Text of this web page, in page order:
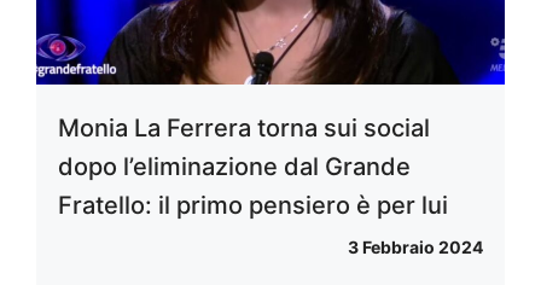
Monia La Ferrera torna sui social
dopo l’eliminazione dal Grande
Fratello: il primo pensiero è per lui
3 Febbraio 2024